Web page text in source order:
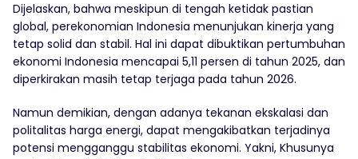
Dijelaskan, bahwa meskipun di tengah ketidak pastian
global, perekonomian Indonesia menunjukan kinerja yang
tetap solid dan stabil. Hal ini dapat dibuktikan pertumbuhan
ekonomi Indonesia mencapai 5,11 persen di tahun 2025, dan
diperkirakan masih tetap terjaga pada tahun 2026.
Namun demikian, dengan adanya tekanan ekskalasi dan
politalitas harga energi, dapat mengakibatkan terjadinya
potensi mengganggu stabilitas ekonomi. Yakni, Khusunya